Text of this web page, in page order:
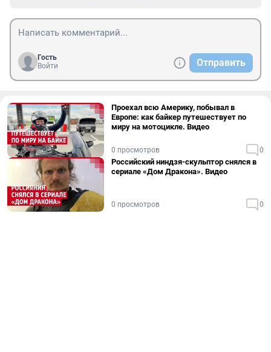
Гость
Войти
Отправить
Проехал всю Америку, побывал в
Европе: как байкер путешествует по
миру на мотоцикле. Видео
0 просмотров 0
Российский ниндзя-скульптор снялся в
сериале «Дом Дракона». Видео
0 просмотров 0